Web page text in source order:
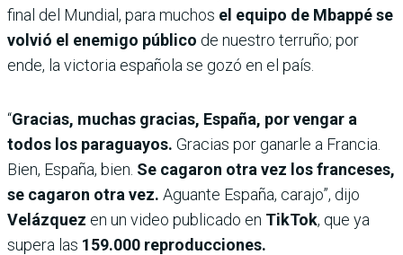
final del Mundial, para muchos el equipo de Mbappé se
volvió el enemigo público de nuestro terruño; por
ende, la victoria española se gozó en el país.
“Gracias, muchas gracias, España, por vengar a
todos los paraguayos. Gracias por ganarle a Francia.
Bien, España, bien. Se cagaron otra vez los franceses,
se cagaron otra vez. Aguante España, carajo”, dijo
Velázquez en un video publicado en TikTok, que ya
supera las 159.000 reproducciones.